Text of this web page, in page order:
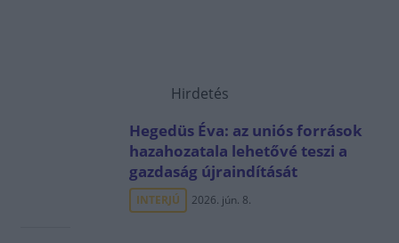
Hirdetés
Hegedüs Éva: az uniós források
hazahozatala lehetővé teszi a
gazdaság újraindítását
INTERJÚ 2026. jún. 8.